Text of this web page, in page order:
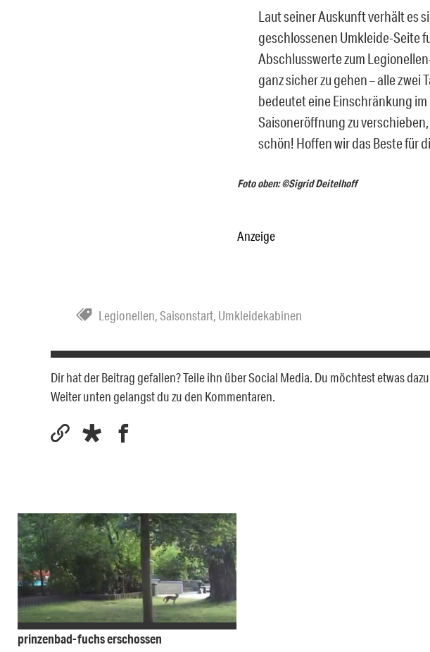
Laut seiner Auskunft verhält es
geschlossenen Umkleide-Seite
Abschlusswerte zum
ganz sicher zu gehen – alle
bedeutet eine Einschränkung
Saisoneröffnung zu
schön! Hoffen wir das Beste für
Foto oben: ©Sigrid Deitelhoff
Anzeige
Legionellen,Saisonstart, Umkleidekabinen
Dir hat der Beitrag gefallen? Teile ihn über Social Media. Du möchtest etwas
Weiter unten gelangst du zu den Kommentaren.
prinzenbad-fuchs erschossen